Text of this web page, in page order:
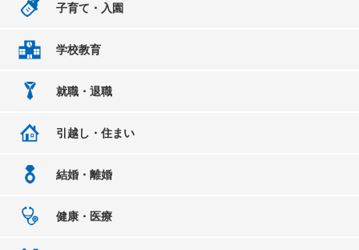
子育て・入園
学校教育
就職・退職
引越し・住まい
結婚・離婚
健康・医療